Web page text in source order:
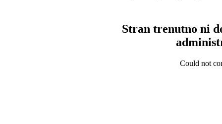
Stran trenutno ni
Could not